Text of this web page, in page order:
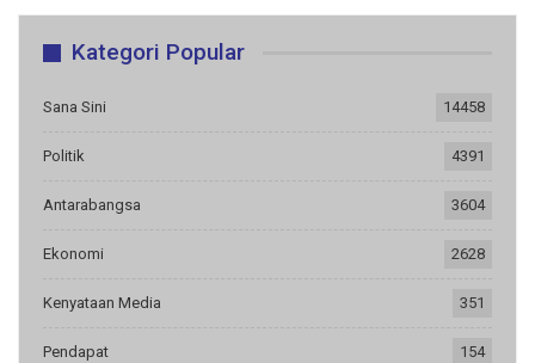
Kategori Popular
Sana Sini 14458
Politik 4391
Antarabangsa 3604
Ekonomi 2628
Kenyataan Media 351
Pendapat 154